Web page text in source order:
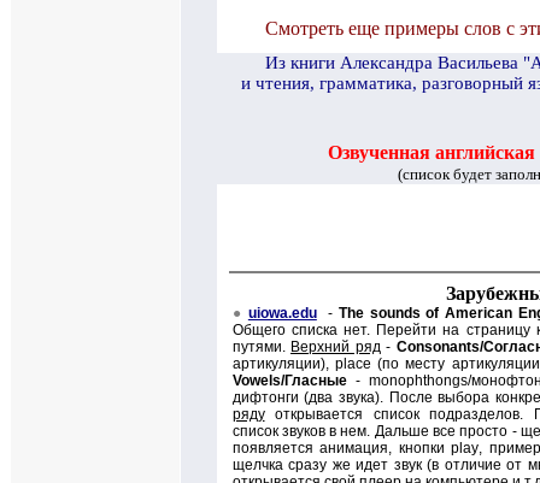
Смотреть еще примеры слов с
Из книги Александра Васильева
и чтения, грамматика, разговорный
Озвученная
(список будет
● uiowa.edu- The sounds of American
Общего списка нет. Перейти на страницу
путями. Верхний ряд- Consonants/
артикуляции), place (по месту
Vowels/Гласные-monophthongs/
дифтонги (два звука). После выбора
рядуоткрывается список подразделов.
список звуков в нем. Дальше все просто -
появляется анимация, кнопкиplay,
щелчка сразу же идет звук (в отличие от